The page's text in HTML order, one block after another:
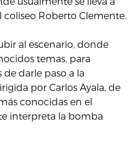
Roberto Clemente.
al escenario, donde
temas, para
darle paso a la
por Carlos Ayala, de
conocidas en el
interpreta la bomba